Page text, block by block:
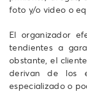
foto y/o video o
El organizador
tendientes a
obstante, el
derivan de los
especializado o